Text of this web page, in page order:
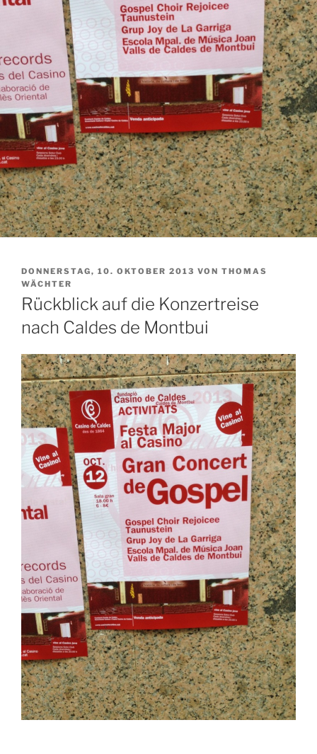
VERÖFFENTLICHT
AM
DONNERSTAG, 10. OKTOBER 2013 VON THOMAS
WÄCHTER
Rückblick auf die Konzertreise
nach Caldes de Montbui